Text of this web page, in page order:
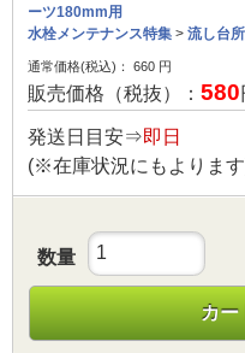
ーツ180mm用
水栓メンテナンス特集 > 流し台
通常価格(税込)： 660 円
販売価格（税抜）： 580
発送日目安⇒即日
(※在庫状況にもよりま
数量
カー